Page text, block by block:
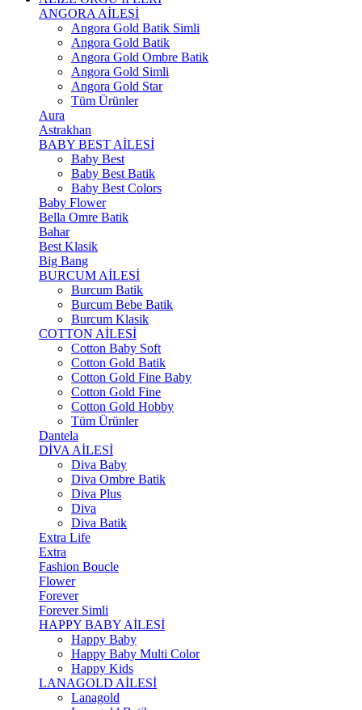
ANGORA AİLESİ
Angora Gold Batik Simli
Angora Gold Batik
Angora Gold Ombre Batik
Angora Gold Simli
Angora Gold Star
Tüm Ürünler
Aura
Astrakhan
BABY BEST AİLESİ
Baby Best
Baby Best Batik
Baby Best Colors
Baby Flower
Bella Omre Batik
Bahar
Best Klasik
Big Bang
BURCUM AİLESİ
Burcum Batik
Burcum Bebe Batik
Burcum Klasik
COTTON AİLESİ
Cotton Baby Soft
Cotton Gold Batik
Cotton Gold Fine Baby
Cotton Gold Fine
Cotton Gold Hobby
Tüm Ürünler
Dantela
DİVA AİLESİ
Diva Baby
Diva Ombre Batik
Diva Plus
Diva
Diva Batik
Extra Life
Extra
Fashion Boucle
Flower
Forever
Forever Simli
HAPPY BABY AİLESİ
Happy Baby
Happy Baby Multi Color
Happy Kids
LANAGOLD AİLESİ
Lanagold